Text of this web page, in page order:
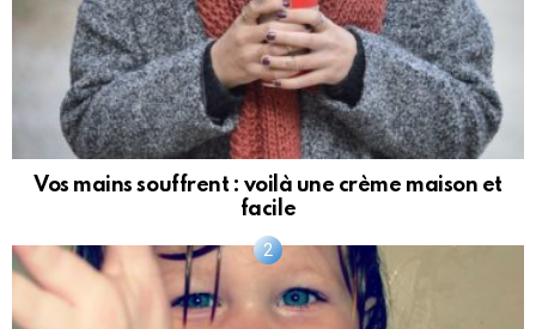
Vos mains souffrent : voilà une crème maison et
facile